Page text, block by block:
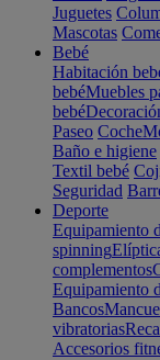
Juguetes
Mascotas
Bebé
Habitación
bebéMuebles
bebé
Paseo Coche
Baño e higiene
Textil bebé
Seguridad
Deporte
Equipamiento
spinning
complementos
Equipamiento
Bancos
vibratorias
Accesorios